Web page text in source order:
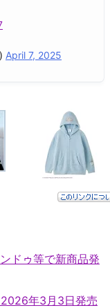
April 7, 2025
ドゥ等で新商品発
年3月3日発売